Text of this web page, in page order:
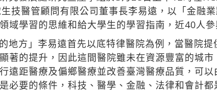
技醫管顧問有限公司董事長李易遠，以「金融
域學習的思維和給大學生的學習指南，近40人參
地方」李易遠首先以底特律醫院為例，當醫院
著的提升，因此這間醫院雖未在資源豐富的城
遠距醫療及偏鄉醫療並改善臺灣醫療品質，可
必要的條件，科技、醫學、金融、法律和會計